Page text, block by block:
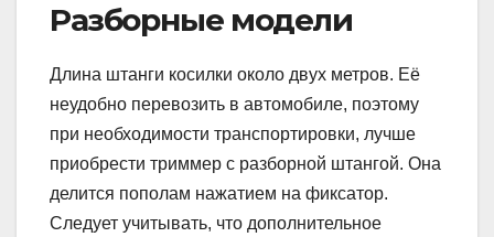
Разборные модели
Длина штанги косилки около двух метров. Её
неудобно перевозить в автомобиле, поэтому
при необходимости транспортировки, лучше
приобрести триммер с разборной штангой. Она
делится пополам нажатием на фиксатор.
Следует учитывать, что дополнительное